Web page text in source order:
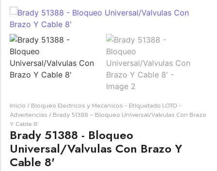
industriales. Consulte este producto en Jprintech…
Add to Cart
Womenswear
Another as studied
Forfeited you engrossed
Especially favourable
Menswear
Forfeited you engrossed
Inicio / Bloqueo Electricos y Mecanicos - Etiquetado LOTO -
Advertencias / Brady 51388 – Bloqueo Universal/Valvulas Con Brazo
Y Cable 8′
Brady 51388 - Bloqueo
Universal/Valvulas Con Brazo Y
Cable 8'